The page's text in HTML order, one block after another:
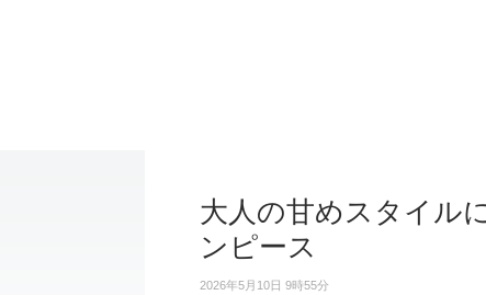
大人の甘めスタイル
ンピース
2026年5月10日 9時55分